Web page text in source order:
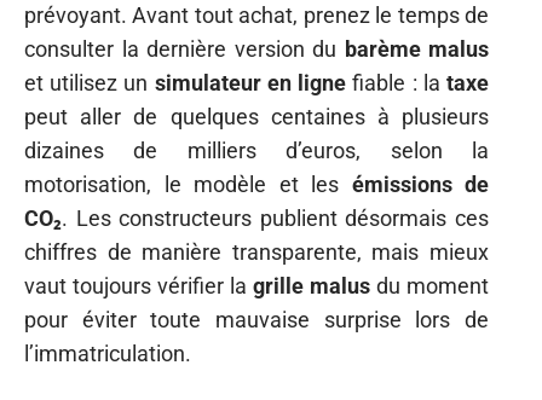
prévoyant. Avant tout achat, prenez le temps de
consulter la dernière version du barème malus
et utilisez un simulateur en ligne fiable : lataxe
peut aller de quelques centaines à plusieurs
dizaines de milliers d’euros, selon la
motorisation, le modèle et les émissions de
CO₂. Les constructeurs publient désormais ces
chiffres de manière transparente, mais mieux
vaut toujours vérifier la grille malus du moment
pour éviter toute mauvaise surprise lors de
l’immatriculation.